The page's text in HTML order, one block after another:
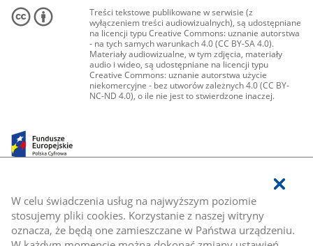
W celu świadczenia usług na najwyższym poziomie
stosujemy pliki cookies. Korzystanie z naszej witryny
oznacza, że będą one zamieszczane w Państwa urządzeniu.
Treści tekstowe publikowane w serwisie (z
wyłączeniem treści audiowizualnych), są udostępniane
na licencji typu Creative Commons: uznanie autorstwa
- na tych samych warunkach 4.0 (CC BY-SA 4.0).
Materiały audiowizualne, w tym zdjęcia, materiały
audio i wideo, są udostępniane na licencji typu
Creative Commons: uznanie autorstwa użycie
niekomercyjne - bez utworów zależnych 4.0 (CC BY-
NC-ND 4.0), o ile nie jest to stwierdzone inaczej.